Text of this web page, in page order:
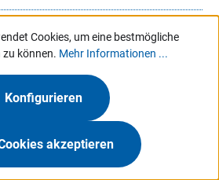
PLAST Kotflügel
Nr.: 05104204Org.-Nr.: YA04818-001
Cookies, um eine bestmögliche
können. Mehr Informationen ...
Konfigurieren
akzeptieren